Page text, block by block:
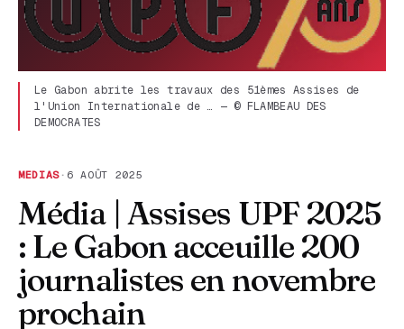
Le Gabon abrite les travaux des 51èmes Assises de
l'Union Internationale de … — © FLAMBEAU DES
DEMOCRATES
MEDIAS · 6 AOÛT 2025
Média | Assises UPF 2025
: Le Gabon acceuille 200
journalistes en novembre
prochain